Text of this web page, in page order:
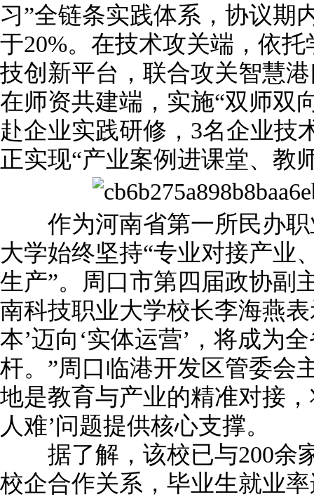
习”全链条实践体系，协议期
于20%。在技术攻关端，依
技创新平台，联合攻关智慧
在师资共建端，实施“双师双
赴企业实践研修，3名企业技
正实现“产业案例进课堂、教
作为河南省第一所民办职
大学始终坚持“专业对接产业
生产”。周口市第四届政协副
南科技职业大学校长李海燕
本’迈向‘实体运营’，将成为
杆。”周口临港开发区管委会
地是教育与产业的精准对接
人难’问题提供核心支撑。
据了解，该校已与200余
校企合作关系，毕业生就业